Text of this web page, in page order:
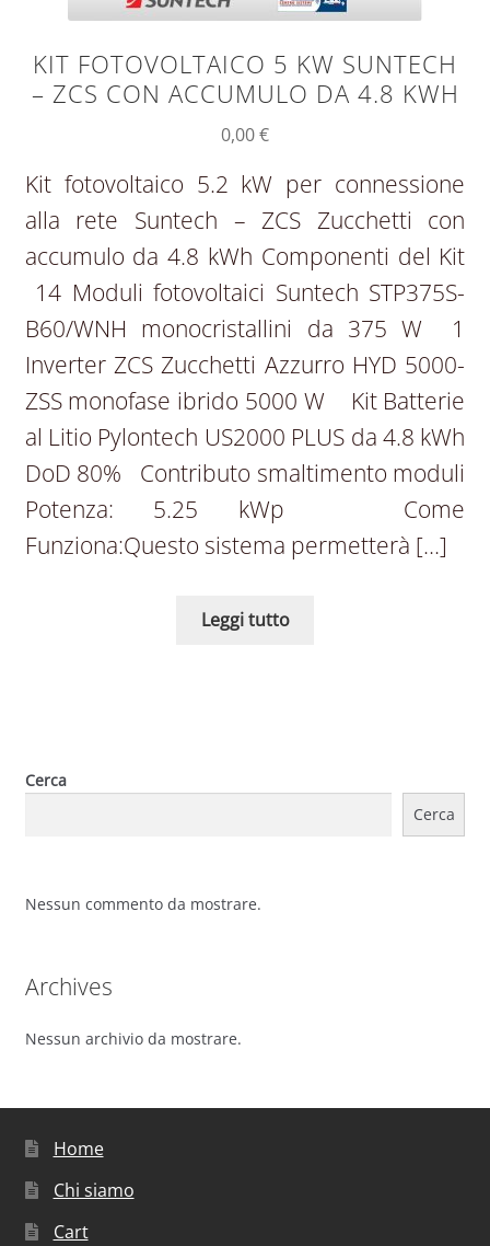
KIT FOTOVOLTAICO 5 KW SUNTECH
– ZCS CON ACCUMULO DA 4.8 KWH
0,00€
Kit fotovoltaico 5.2 kW per connessione
alla rete Suntech – ZCS Zucchetti con
accumulo da 4.8 kWh Componenti del Kit
14 Moduli fotovoltaici Suntech STP375S-
B60/WNH monocristallini da 375 W 1
Inverter ZCS Zucchetti Azzurro HYD 5000-
ZSS monofase ibrido 5000 W Kit Batterie
al Litio Pylontech US2000 PLUS da 4.8 kWh
DoD 80% Contributo smaltimento moduli
Potenza: 5.25 kWp Come
Funziona:Questo sistema permetterà […]
Leggi tutto
Cerca
Cerca
Nessun commento da mostrare.
Archives
Nessun archivio da mostrare.
Home
Chi siamo
Cart